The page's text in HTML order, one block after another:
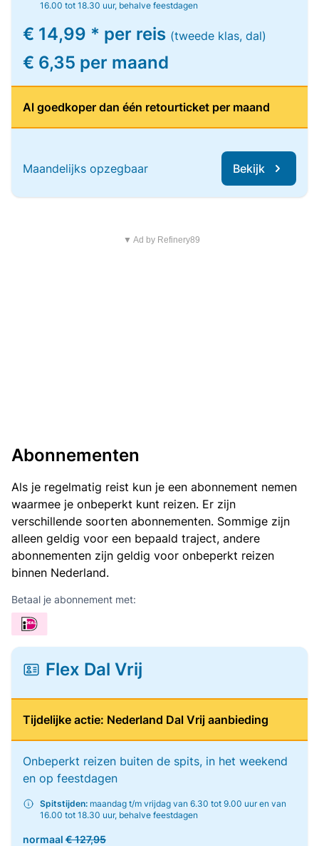
16.00 tot 18.30 uur, behalve feestdagen
€ 14,99 * per reis (tweede klas, dal)
€ 6,35 per maand
Al goedkoper dan één retourticket per maand
Maandelijks opzegbaar Bekijk
▼ Ad by Refinery89
Abonnementen
Als je regelmatig reist kun je een abonnement nemen
waarmee je onbeperkt kunt reizen. Er zijn
verschillende soorten abonnementen. Sommige zijn
alleen geldig voor een bepaald traject, andere
abonnementen zijn geldig voor onbeperkt reizen
binnen Nederland.
Betaal je abonnement met:
Flex Dal Vrij
Tijdelijke actie: Nederland Dal Vrij aanbieding
Onbeperkt reizen buiten de spits, in het weekend
en op feestdagen
Spitstijden: maandag t/m vrijdag van 6.30 tot 9.00 uur en van
16.00 tot 18.30 uur, behalve feestdagen
normaal € 127,95